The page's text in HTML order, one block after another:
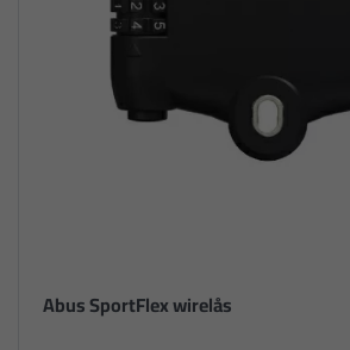
Abus SportFlex wirelås